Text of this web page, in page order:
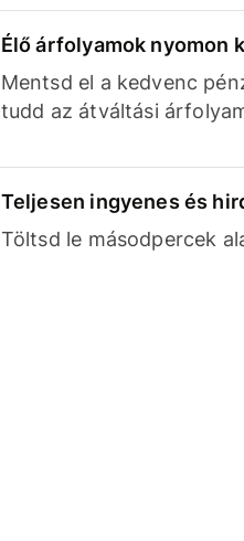
Élő árfolyamok nyomon
Mentsd el a kedvenc
tudd az átváltási
Teljesen ingyenes és
Töltsd le másodpercek